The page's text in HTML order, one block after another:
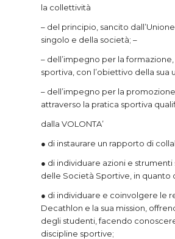
la collettività
– del principio, sancito
singolo e della società; –
– dell’impegno per la
sportiva, con l’obiettivo della
– dell’impegno per la
attraverso la pratica sportiva
dalla VOLONTA’
● di instaurare un rapporto di
● di individuare azioni e
delle Società Sportive, in quanto
● di individuare e coinvolgere le
Decathlon e la sua mission,
degli studenti, facendo
discipline sportive;